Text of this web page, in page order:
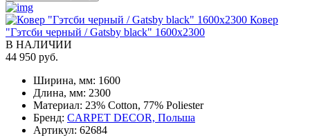
Ковер
"Гэтсби черный / Gatsby black" 1600x2300
В НАЛИЧИИ
44 950 руб.
Ширина, мм: 1600
Длина, мм: 2300
Материал: 23% Cotton, 77% Poliester
Бренд: CARPET DECOR, Польша
Артикул: 62684